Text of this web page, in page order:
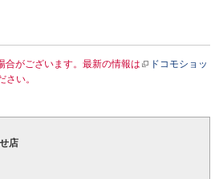
合がございます。最新の情報は
ドコモショッ
さい。
店